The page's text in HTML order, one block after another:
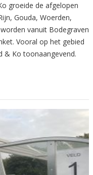
groeide de afgelopen
Gouda, Woerden,
vanuit Bodegraven
Vooral op het gebied
& Ko toonaangevend.